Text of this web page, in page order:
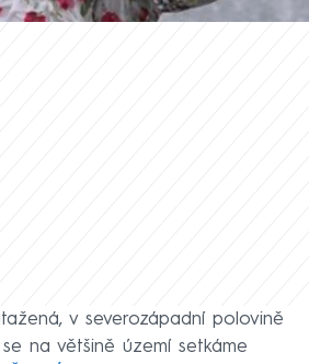
v severozápadní polovině
na většině území setkáme